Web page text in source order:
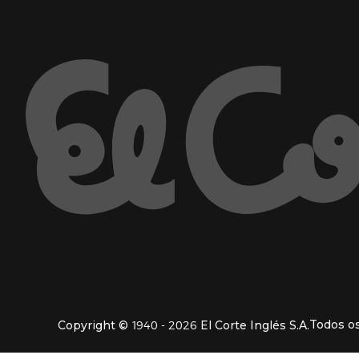
Copyright © 1940 - 2026 El Corte Inglés S.A.Todos